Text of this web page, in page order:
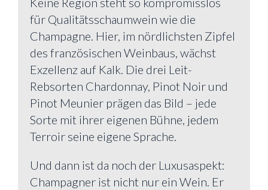
für Qualitätsschaumwein wie die
Champagne. Hier, im nördlichsten Zipfel
des französischen Weinbaus, wächst
Exzellenz auf Kalk. Die drei Leit-
Rebsorten Chardonnay, Pinot Noir und
Pinot Meunier prägen das Bild – jede
Sorte mit ihrer eigenen Bühne, jedem
Terroir seine eigene Sprache.
Und dann ist da noch der Luxusaspekt:
Champagner ist nicht nur ein Wein. Er